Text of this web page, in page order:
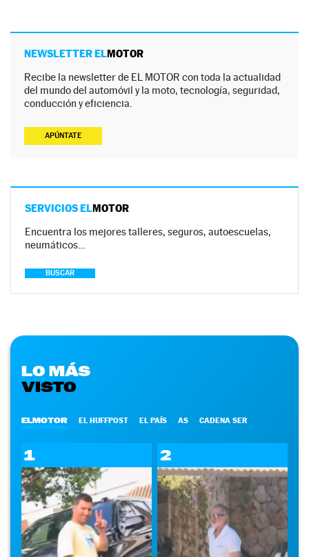
NEWSLETTER ELMOTOR
Recibe la newsletter de EL MOTOR con toda la actualidad
del mundo del automóvil y la moto, tecnología, seguridad,
conducción y eficiencia.
APÚNTATE
SERVICIOS ELMOTOR
Encuentra los mejores talleres, seguros, autoescuelas,
neumáticos…
BUSCAR
LO MÁS
VISTO
ELMOTOR EL HUFFPOST EL PAÍS AS CADENA SER
1 2